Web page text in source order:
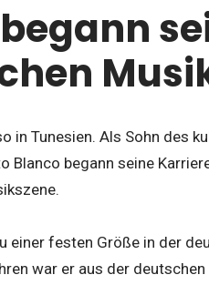
in Tunesien. Als Sohn des
begann seine
einer festen Größe in der
war er aus der